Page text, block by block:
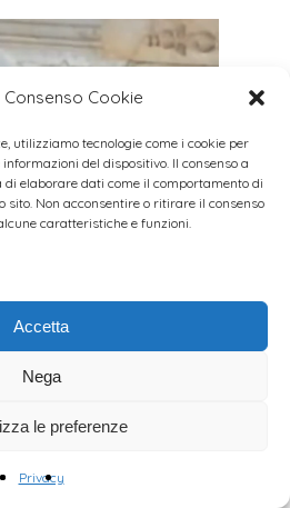
Consenso Cookie
utilizziamo tecnologie come i cookie per
del dispositivo. Il consenso a
elaborare dati come il comportamento di
sito. Non acconsentire o ritirare il consenso
caratteristiche e funzioni.
Accetta
Nega
le preferenze
Privacy
nel mercato
denunciarlo e
lo pratica.
ieri del Consiglio